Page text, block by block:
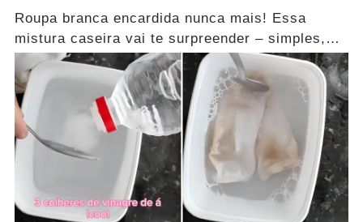
Roupa branca encardida nunca mais! Essa
mistura caseira vai te surpreender – simples,
barata e funciona mesmo!